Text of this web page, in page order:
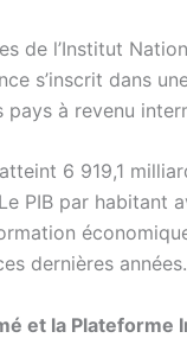
de l’Institut
s’inscrit dans
pays à revenu
6 919,1
PIB par
dernières années.
et la Plateforme